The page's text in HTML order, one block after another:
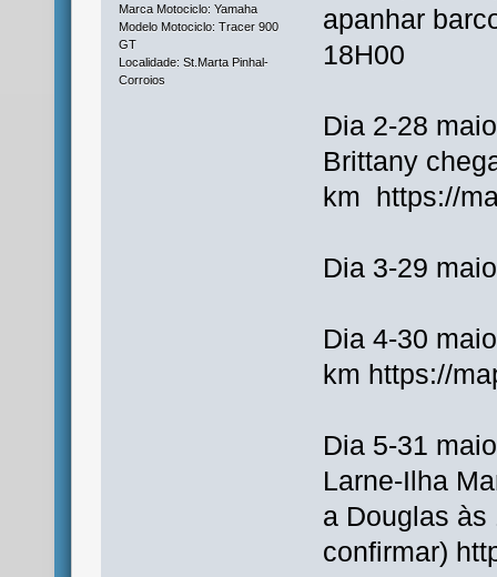
Marca Motociclo: Yamaha
Modelo Motociclo: Tracer 900
GT
Localidade: St.Marta Pinhal-
Corroios
apanhar
18H00
Dia 2-28
Brittany
km https://
Dia 3-29
Dia 4-30
km https://
Dia 5-31
Larne-Ilha
a Douglas às
confirmar)